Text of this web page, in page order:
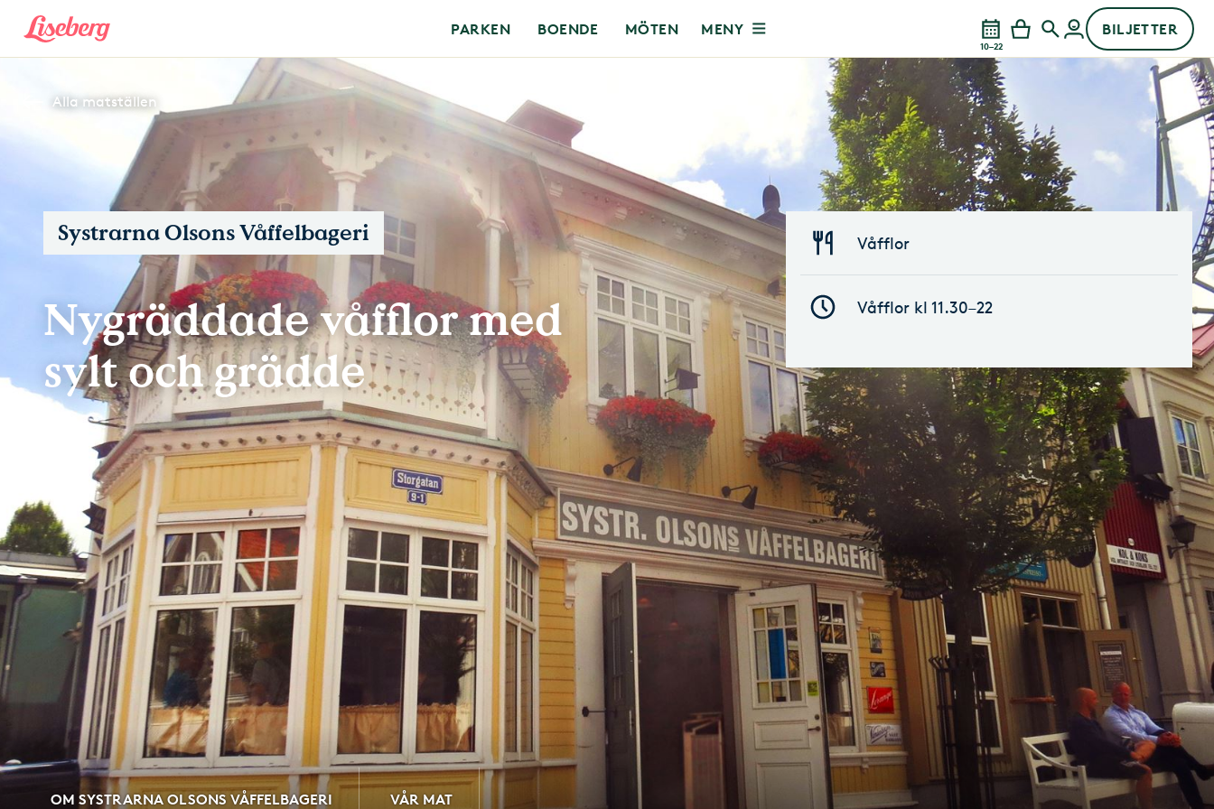
10–22
BILJETTER
PARKEN BOENDE MÖTEN MENY
Alla matställen
Systrarna Olsons Våffelbageri
Nygräddade våfflor med
sylt och grädde
Våfflor
Våfflor kl 11.30–22
OM SYSTRARNA OLSONS VÅFFELBAGERI VÅR MAT